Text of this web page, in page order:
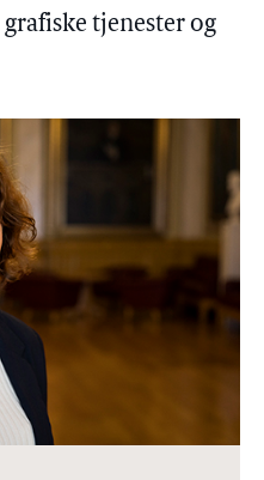
tjenester og